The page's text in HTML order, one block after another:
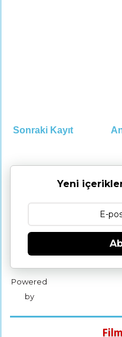
Sonraki Kayıt
Yeni
Powered
by